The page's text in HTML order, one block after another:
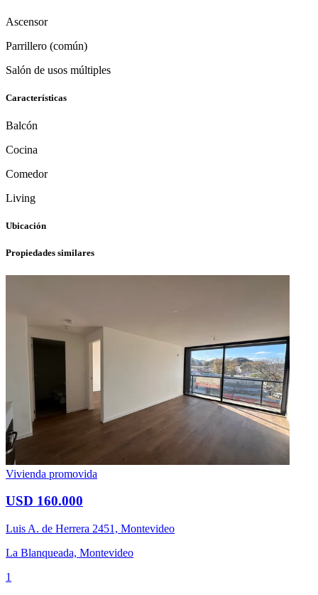
Ascensor
Parrillero (común)
Salón de usos múltiples
Características
Balcón
Cocina
Comedor
Living
Ubicación
Propiedades similares
Vivienda promovida
USD 160.000
Luis A. de Herrera 2451, Montevideo
La Blanqueada, Montevideo
1